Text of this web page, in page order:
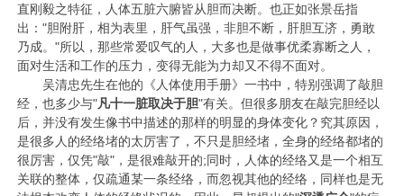
直刚毅之特征，人体五脏六腑皆从胆而决断。也正如张景岳指
出："胆附肝，相为表里，肝气虽强，非胆不断，肝胆互济，勇敢
乃成。"所以，那些常爱叹气的人，大多也是做事优柔寡断之人，
面对生活和工作的压力，变得无能为力却又不得不面对。
吴清忠先生在他的《人体使用手册》一书中，特别强调了敲胆
经，也多少与"凡十一脏取决于胆"有关。但很多朋友在敲完胆经以
后，并没有发生像书中描述的那样的明显的身体变化？究其原因，
是很多人的经络堵的太厉害了，不只是胆经堵，全身的经络都堵的
很厉害，仅凭"敲"，是很难敲开的;同时，人体的经络又是一个相互
关联的整体，仅疏通某一条经络，而忽视其他的经络，同样也是无